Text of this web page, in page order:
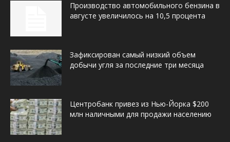
Производство автомобильного бензина в
августе увеличилось на 10,5 процента
Зафиксирован самый низкий объем
добычи угля за последние три месяца
Центробанк привез из Нью-Йорка $200
млн наличными для продажи населению